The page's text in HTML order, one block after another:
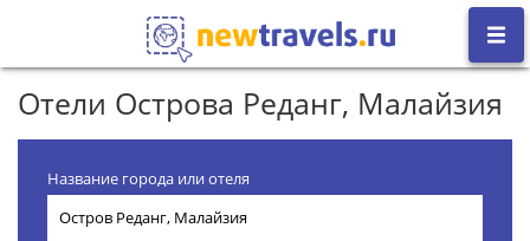
Отели Острова Реданг, Малайзия
Название города или отеля